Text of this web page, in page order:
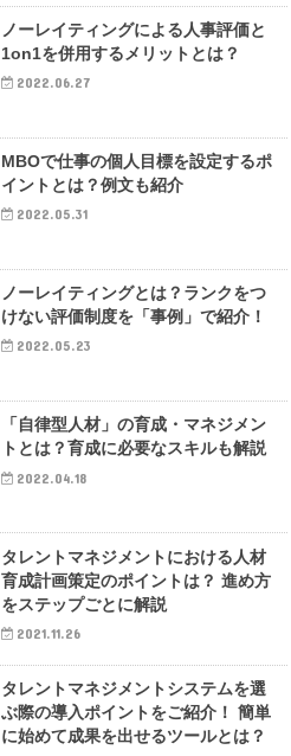
ノーレイティングによる人事評価と
1on1を併用するメリットとは？
2022.06.27
MBOで仕事の個人目標を設定するポ
イントとは？例文も紹介
2022.05.31
ノーレイティングとは？ランクをつ
けない評価制度を「事例」で紹介！
2022.05.23
「自律型人材」の育成・マネジメン
トとは？育成に必要なスキルも解説
2022.04.18
タレントマネジメントにおける人材
育成計画策定のポイントは？ 進め方
をステップごとに解説
2021.11.26
タレントマネジメントシステムを選
ぶ際の導入ポイントをご紹介！ 簡単
に始めて成果を出せるツールとは？